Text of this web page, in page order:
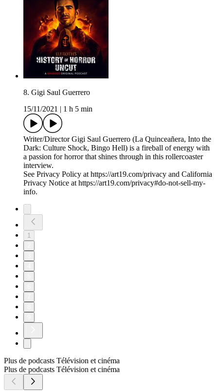
8. Gigi Saul Guerrero
15/11/2021
1 h 5 min
Writer/Director Gigi Saul Guerrero (La Quinceañera, Into the
Dark: Culture Shock, Bingo Hell) is a fireball of energy with
a passion for horror that shines through in this rollercoaster
interview.
See Privacy Policy at https://art19.com/privacy and California
Privacy Notice at https://art19.com/privacy#do-not-sell-my-
info.
1
Plus de podcasts Télévision et cinéma
Plus de podcasts Télévision et cinéma